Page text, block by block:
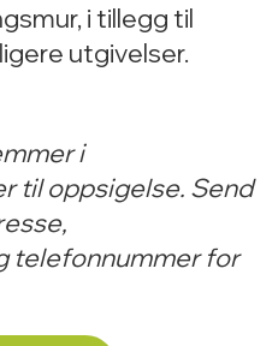
i tillegg til
utgivelser.
i
til oppsigelse. Send
telefonnummer for